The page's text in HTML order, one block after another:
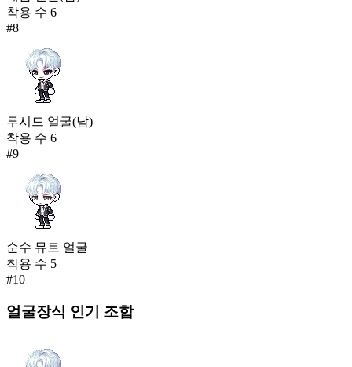
착용 수 6
#8
루시드 얼굴(남)
착용 수 6
#9
순수 뮤트 얼굴
착용 수 5
#10
얼굴장식 인기 조합